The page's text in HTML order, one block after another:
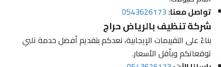
تواصل معنا:0543626173
شركة تنظيف بالرياض حراج
بناءً على التقييمات الإيجابية، نعدكم بتقديم أفضل خدمة تلبي
توقعاتكم وبأقل الأسعار.